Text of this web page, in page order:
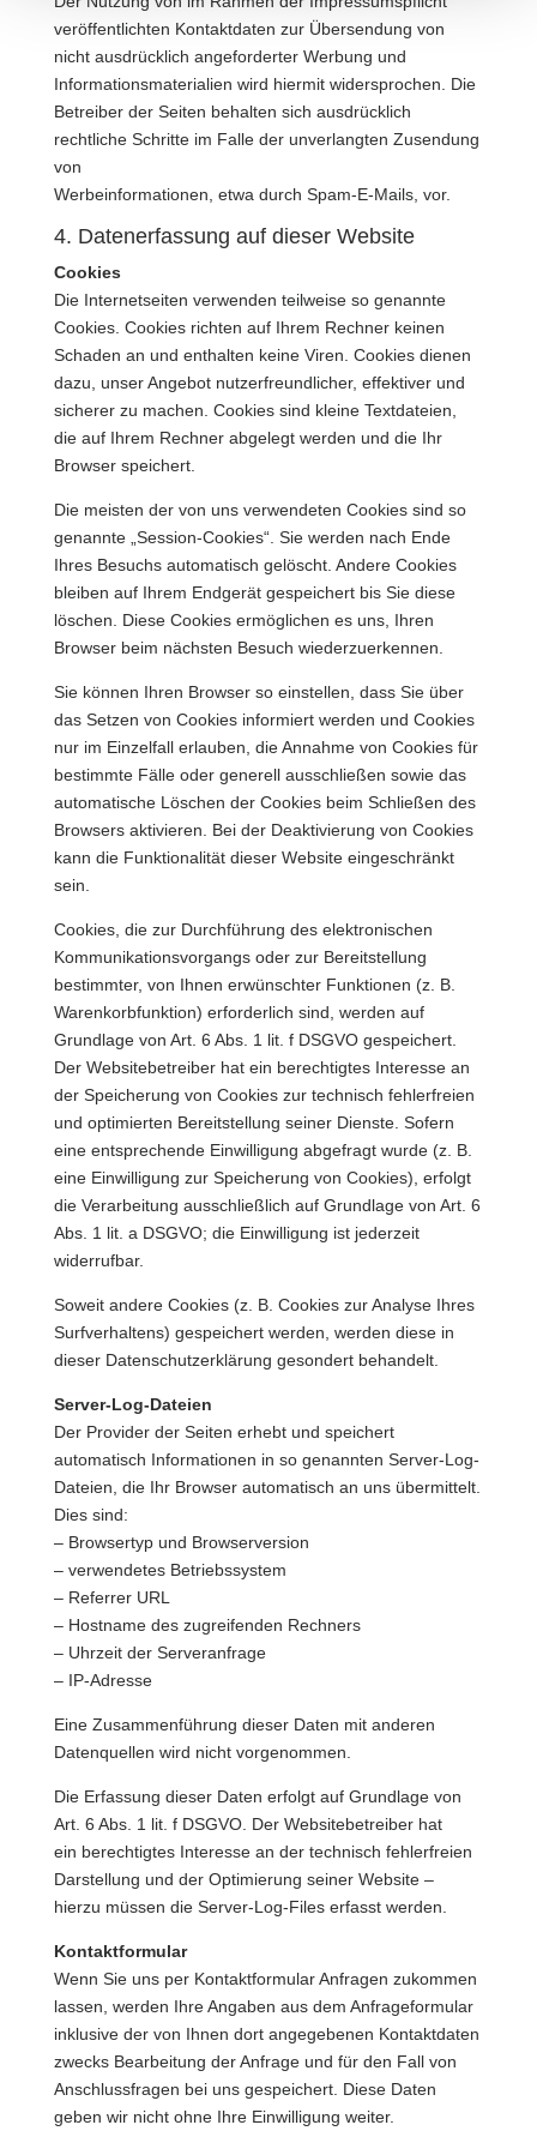
veröffentlichten Kontaktdaten zur Übersendung von
nicht ausdrücklich angeforderter Werbung und
Informationsmaterialien wird hiermit widersprochen. Die
Betreiber der Seiten behalten sich ausdrücklich
rechtliche Schritte im Falle der unverlangten Zusendung
von
Werbeinformationen, etwa durch Spam-E-Mails, vor.
4. Datenerfassung auf dieser Website
Cookies
Die Internetseiten verwenden teilweise so genannte
Cookies. Cookies richten auf Ihrem Rechner keinen
Schaden an und enthalten keine Viren. Cookies dienen
dazu, unser Angebot nutzerfreundlicher, effektiver und
sicherer zu machen. Cookies sind kleine Textdateien,
die auf Ihrem Rechner abgelegt werden und die Ihr
Browser speichert.
Die meisten der von uns verwendeten Cookies sind so
genannte „Session-Cookies“. Sie werden nach Ende
Ihres Besuchs automatisch gelöscht. Andere Cookies
bleiben auf Ihrem Endgerät gespeichert bis Sie diese
löschen. Diese Cookies ermöglichen es uns, Ihren
Browser beim nächsten Besuch wiederzuerkennen.
Sie können Ihren Browser so einstellen, dass Sie über
das Setzen von Cookies informiert werden und Cookies
nur im Einzelfall erlauben, die Annahme von Cookies für
bestimmte Fälle oder generell ausschließen sowie das
automatische Löschen der Cookies beim Schließen des
Browsers aktivieren. Bei der Deaktivierung von Cookies
kann die Funktionalität dieser Website eingeschränkt
sein.
Cookies, die zur Durchführung des elektronischen
Kommunikationsvorgangs oder zur Bereitstellung
bestimmter, von Ihnen erwünschter Funktionen (z. B.
Warenkorbfunktion) erforderlich sind, werden auf
Grundlage von Art. 6 Abs. 1 lit. f DSGVO gespeichert.
Der Websitebetreiber hat ein berechtigtes Interesse an
der Speicherung von Cookies zur technisch fehlerfreien
und optimierten Bereitstellung seiner Dienste. Sofern
eine entsprechende Einwilligung abgefragt wurde (z. B.
eine Einwilligung zur Speicherung von Cookies), erfolgt
die Verarbeitung ausschließlich auf Grundlage von Art. 6
Abs. 1 lit. a DSGVO; die Einwilligung ist jederzeit
widerrufbar.
Soweit andere Cookies (z. B. Cookies zur Analyse Ihres
Surfverhaltens) gespeichert werden, werden diese in
dieser Datenschutzerklärung gesondert behandelt.
Server-Log-Dateien
Der Provider der Seiten erhebt und speichert
automatisch Informationen in so genannten Server-Log-
Dateien, die Ihr Browser automatisch an uns übermittelt.
Dies sind:
– Browsertyp und Browserversion
– verwendetes Betriebssystem
– Referrer URL
– Hostname des zugreifenden Rechners
– Uhrzeit der Serveranfrage
– IP-Adresse
Eine Zusammenführung dieser Daten mit anderen
Datenquellen wird nicht vorgenommen.
Die Erfassung dieser Daten erfolgt auf Grundlage von
Art. 6 Abs. 1 lit. f DSGVO. Der Websitebetreiber hat
ein berechtigtes Interesse an der technisch fehlerfreien
Darstellung und der Optimierung seiner Website –
hierzu müssen die Server-Log-Files erfasst werden.
Kontaktformular
Wenn Sie uns per Kontaktformular Anfragen zukommen
lassen, werden Ihre Angaben aus dem Anfrageformular
inklusive der von Ihnen dort angegebenen Kontaktdaten
zwecks Bearbeitung der Anfrage und für den Fall von
Anschlussfragen bei uns gespeichert. Diese Daten
geben wir nicht ohne Ihre Einwilligung weiter.